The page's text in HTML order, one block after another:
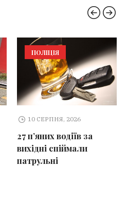
ПОЛІЦІЯ
10 СЕРПНЯ, 2026
27 п’яних водіїв за
вихідні спіймали
патрульні